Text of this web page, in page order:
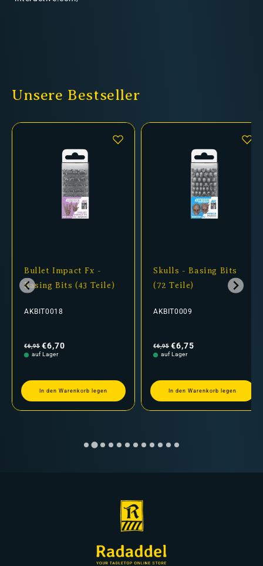
Unsere Bestseller
Bullet Impact Fx -
Basing Bits (43 Teile)
AKBIT0018
Preis
€6,95 €6,70
auf Lager
In den Warenkorb legen
Skulls - Basing Bits
(72 Teile)
AKBIT0009
Preis
€6,95 €6,75
auf Lager
In den Warenkorb legen